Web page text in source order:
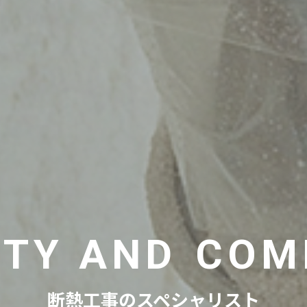
AND
断熱工事のスペシャリスト